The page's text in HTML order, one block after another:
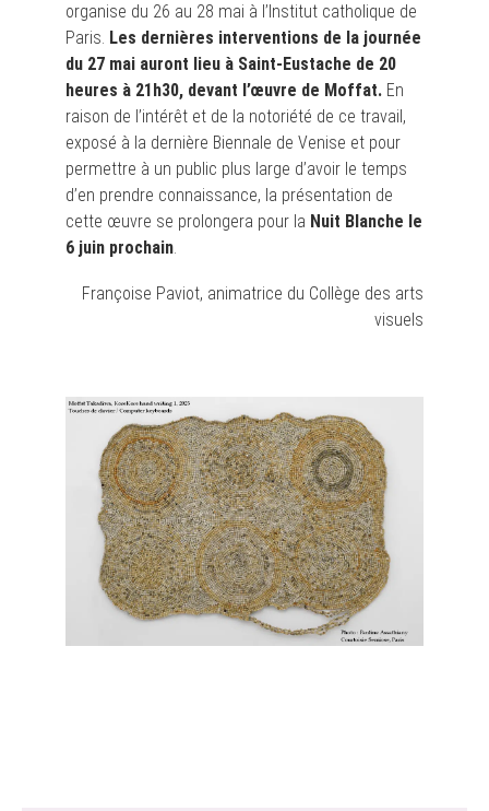
organise du 26 au 28 mai à l’Institut catholique de
Paris. Les dernières interventions de la journée
du 27 mai auront lieu à Saint-Eustache de 20
heures à 21h30, devant l’œuvre de Moffat. En
raison de l’intérêt et de la notoriété de ce travail,
exposé à la dernière Biennale de Venise et pour
permettre à un public plus large d’avoir le temps
d’en prendre connaissance, la présentation de
cette œuvre se prolongera pour la Nuit Blanche le
6 juin prochain.
Françoise Paviot, animatrice du Collège des arts
visuels